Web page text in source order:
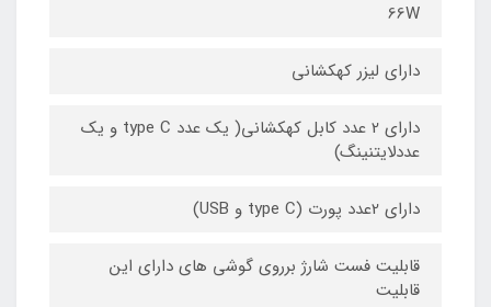
66W
دارای لیزر کهکشانی
دارای 2 عدد کابل کهکشانی( یک عدد type C و یک
عددلایتنینگ)
دارای 2عدد پورت (type C و USB)
قابلیت فست شارژ برروی گوشی های دارای این
قابلیت